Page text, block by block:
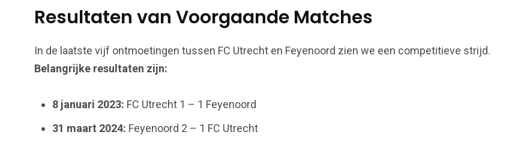
Resultaten van Voorgaande Matches
In de laatste vijf ontmoetingen tussen FC Utrecht en Feyenoord zien we een competitieve strijd.
Belangrijke resultaten zijn:
8 januari 2023: FC Utrecht 1 – 1 Feyenoord
31 maart 2024: Feyenoord 2 – 1 FC Utrecht